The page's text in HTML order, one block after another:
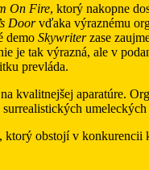
On Fire, ktorý nakopne
Doorvďaka výraznému
demo Skywriterzase
je tak výrazná, ale v
prevláda.
kvalitnejšej aparatúre.
obstojí v